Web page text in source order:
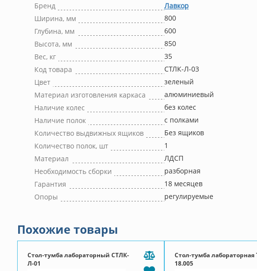
Бренд
Лавкор
Ширина, мм
800
Глубина, мм
600
Высота, мм
850
Вес, кг
35
Код товара
СТЛК-Л-03
Цвет
зеленый
Материал изготовления каркаса
алюминиевый
Наличие колес
без колес
Наличие полок
с полками
Количество выдвижных ящиков
Без ящиков
Количество полок, шт
1
Материал
ЛДСП
Необходимость сборки
разборная
Гарантия
18 месяцев
Опоры
регулируемые
Похожие товары
Стол-тумба лабораторный СТЛК-
Л-01
Стол-тумба лабораторная
18.005